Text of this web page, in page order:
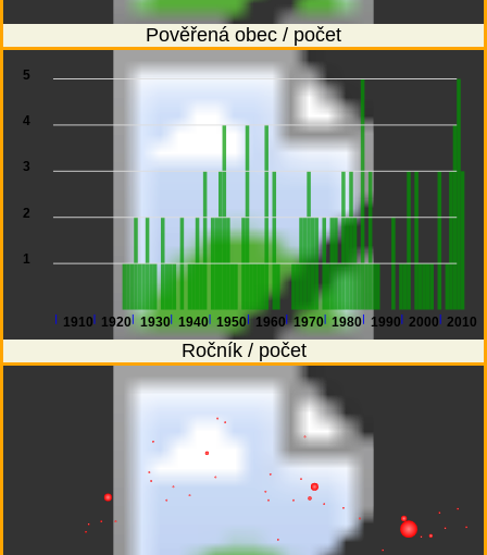
Pověřená obec / počet
1910 1920 1930 1940 1950 1960 1970 1980 1990 2000 2010
1
2
3
4
5
Ročník / počet